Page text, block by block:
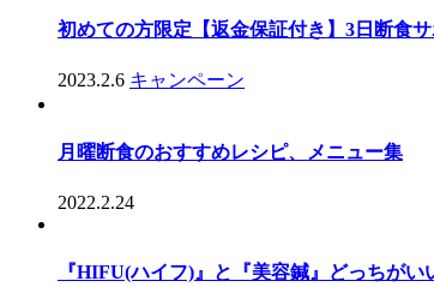
初めての方限定【返金保証付き】3日断食
2023.2.6 キャンペーン
月曜断食のおすすめレシピ、メニュー集
2022.2.24
『HIFU(ハイフ)』と『美容鍼』どっちがい